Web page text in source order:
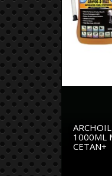
1000ML
CETAN+